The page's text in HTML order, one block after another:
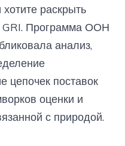
раскрыть
GRI. Программа ООН
анализ,
цепочек поставок
оценки и
с природой.